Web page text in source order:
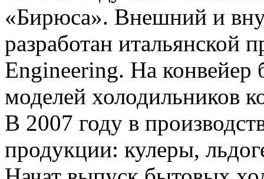
«Бирюса». Внешний и
разработан итальянской
Engineering. На конвейер
моделей холодильников
В 2007 году в
продукции: кулеры,